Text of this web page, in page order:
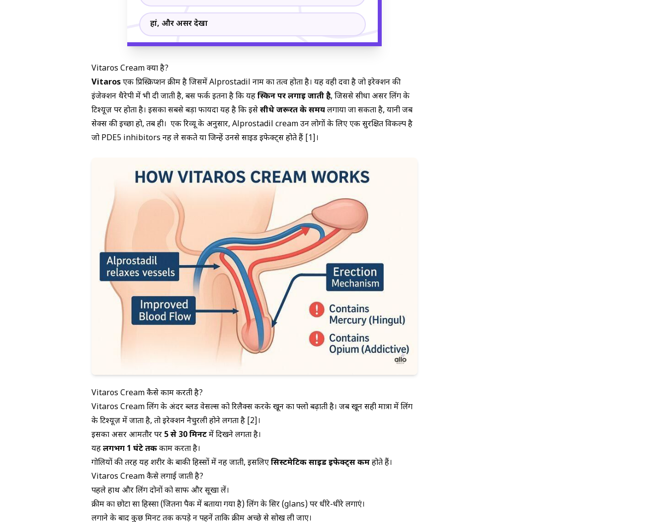
हां, और असर देखा
Vitaros Cream क्या है?
Vitarosएक प्रिस्क्रिप्शन क्रीम है जिसमें Alprostadil नाम का तत्व होता है। यह वही दवा है जो इरेक्शन की
इंजेक्शन थैरेपी में भी दी जाती है, बस फर्क इतना है कि यहस्किन पर लगाई जाती है, जिससे सीधा असर लिंग के
टिश्यूज़ पर होता है। इसका सबसे बड़ा फायदा यह है कि इसेसीधे जरूरत के समयलगाया जा सकता है, यानी जब
सेक्स की इच्छा हो, तब ही। एक रिव्यूके अनुसार, Alprostadil cream उन लोगों के लिए एक सुरक्षित विकल्प है
जो PDE5 inhibitors नहीं ले सकते या जिन्हें उनसे साइड इफेक्ट्स होते हैं [1]।
Vitaros Cream कैसे काम करती है?
Vitaros Cream लिंग के अंदर ब्लड वेसल्स को रिलैक्स करके खून का फ्लो बढ़ाती है। जब खून सही मात्रा में लिंग
के टिश्यूज़ में जाता है, तो इरेक्शन नैचुरली होने लगता है [2]।
इसका असर आमतौर पर 5 से 30 मिनटमें दिखने लगता है।
यहलगभग 1 घंटे तककाम करता है।
गोलियों की तरह यह शरीर के बाकी हिस्सों में नहीं जाती, इसलिएसिस्टमेटिक साइड इफेक्ट्स कमहोते हैं।
Vitaros Cream कैसे लगाई जाती है?
पहले हाथ और लिंग दोनों को साफ और सूखा लें।
क्रीम का छोटा सा हिस्सा (जितना पैक में बताया गया है) लिंग के सिर (glans) पर धीरे-धीरे लगाएं।
लगाने के बाद कुछ मिनट तक कपड़े न पहनें ताकि क्रीम अच्छे से सोख ली जाए।